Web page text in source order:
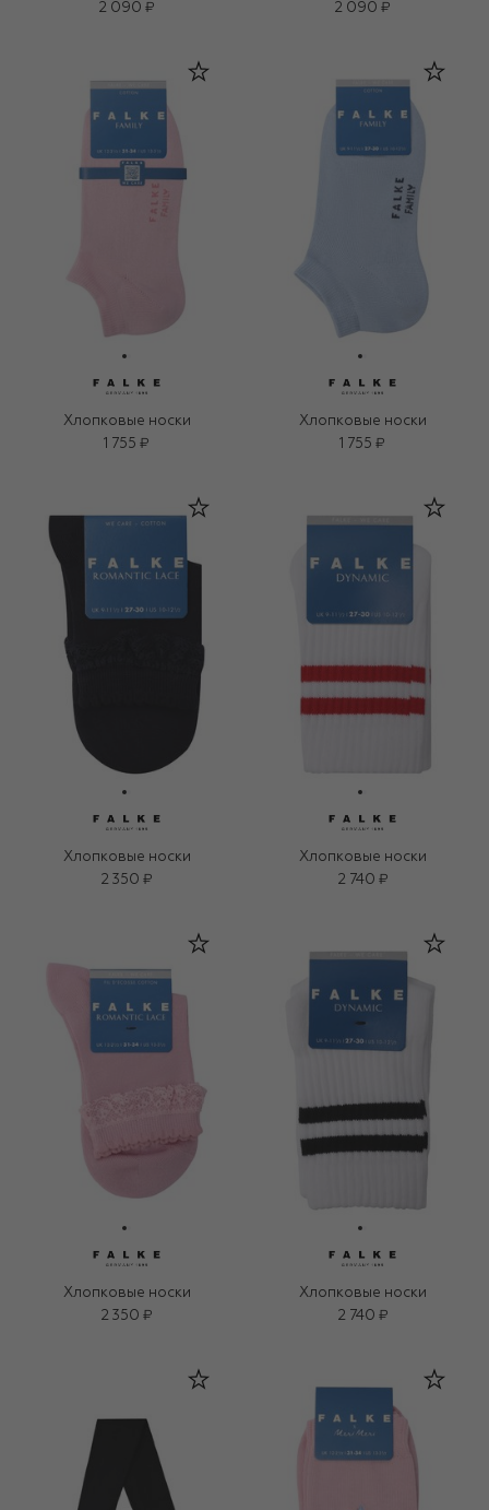
2 090 ₽
2 090 ₽
Хлопковые носки
1 755 ₽
Хлопковые носки
1 755 ₽
Хлопковые носки
2 350 ₽
Хлопковые носки
2 740 ₽
Хлопковые носки
2 350 ₽
Хлопковые носки
2 740 ₽